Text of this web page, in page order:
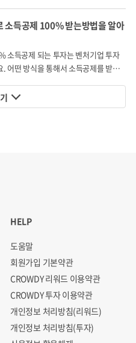
던 것보다 현지 CS, 물류관리
다.
브랜드 인지도를 쌓은 개별
을 검토할 수 있습니다.
해선 지속적인 후속투자로
가지고 있습니다. 특히, 스타
업의 특성 상 안정적인 매출
보까지 오랜 기간이 걸릴 수
소득공제 100% 받는방법을 알아
소득공제 되는 투자는 벤처기업 투자
. 어떤 방식을 통해서 소득공제를 받게
HELP
도움말
회원가입 기본약관
CROWDY 리워드 이용약관
CROWDY 투자 이용약관
개인정보 처리방침(리워드)
개인정보 처리방침(투자)